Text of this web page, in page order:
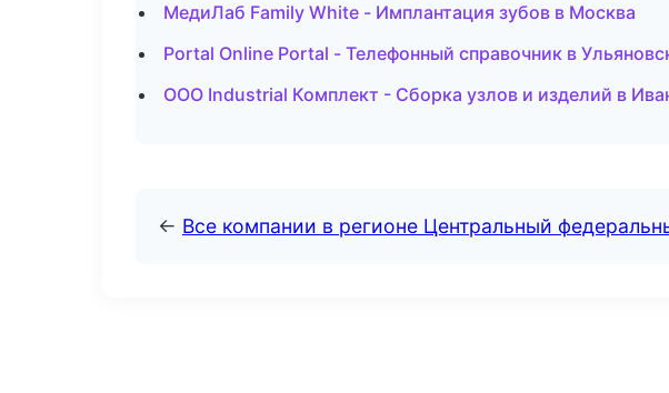
МедиЛаб Family White - Имплантация зубов в Москва
Portal Online Portal - Телефонный справочник в
ООО Industrial Комплект - Сборка узлов и изделий в
← Все компании в регионе Центральный